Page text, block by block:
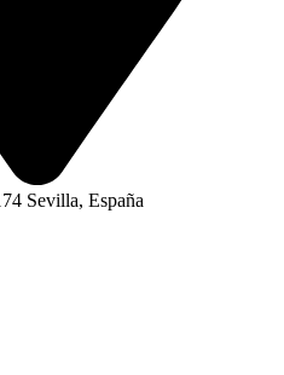
Sevilla, España